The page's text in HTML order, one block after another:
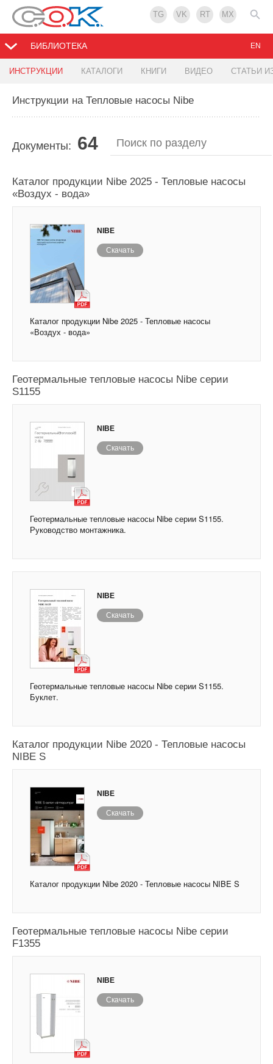
TG VK RT MX
БИБЛИОТЕКА
ИНСТРУКЦИИ КАТАЛОГИ КНИГИ ВИДЕО СТАТЬИ
EN
Инструкции на Тепловые насосы Nibe
Документы: 64
Каталог продукции Nibe 2025 - Тепловые насосы
«Воздух - вода»
NIBE
Скачать
Каталог продукции Nibe 2025 - Тепловые насосы
«Воздух - вода»
Геотермальные тепловые насосы Nibe серии
S1155
NIBE
Скачать
Геотермальные тепловые насосы Nibe серии S1155.
Руководство монтажника.
NIBE
Скачать
Геотермальные тепловые насосы Nibe серии S1155.
Буклет.
Каталог продукции Nibe 2020 - Тепловые насосы
NIBE S
NIBE
Скачать
Каталог продукции Nibe 2020 - Тепловые насосы NIBE S
Геотермальные тепловые насосы Nibe серии
F1355
NIBE
Скачать